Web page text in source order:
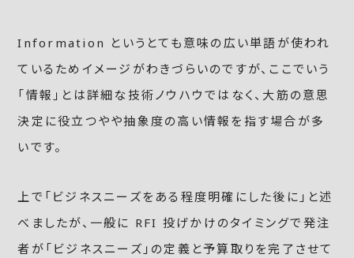
Information というとても意味の広い単語が使われ
ているためイメージがわきづらいのですが、ここでいう
「情報」とは詳細な技術ノウハウではなく、大筋の意思
決定に役立つやや抽象度の高い情報を指す場合が多
いです。
上で「ビジネスニーズをある程度明確にした後に」と述
べましたが、一般に RFI 投げかけのタイミングで発注
者が「ビジネスニーズ」の定義と予算取りを完了させて